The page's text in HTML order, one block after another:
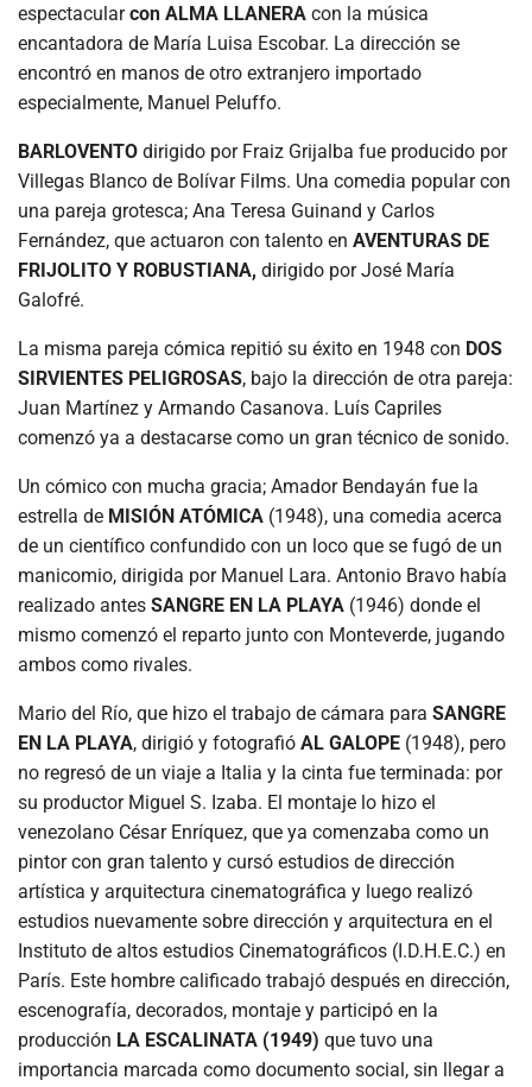
espectacularcon ALMA LLANERA con la música
encantadora de María Luisa Escobar. La dirección se
encontró en manos de otro extranjero importado
especialmente, Manuel Peluffo.
BARLOVENTO dirigido por Fraiz Grijalba fue producido por
Villegas Blanco de Bolívar Films. Una comedia popular con
una pareja grotesca; Ana Teresa Guinand y Carlos
Fernández, que actuaron con talento en AVENTURAS DE
FRIJOLITO Y ROBUSTIANA, dirigido por José María
Galofré.
La misma pareja cómica repitió su éxito en 1948 con DOS
SIRVIENTES PELIGROSAS, bajo la dirección de otra pareja:
Juan Martínez y Armando Casanova. Luís Capriles
comenzó ya a destacarse como un gran técnico de sonido.
Un cómico con mucha gracia; Amador Bendayán fue la
estrella de MISIÓN ATÓMICA (1948), una comedia acerca
de un científico confundido con un loco que se fugó de un
manicomio, dirigida por Manuel Lara. Antonio Bravo había
realizado antes SANGRE EN LA PLAYA (1946) donde el
mismo comenzó el reparto junto con Monteverde, jugando
ambos como rivales.
Mario del Río, que hizo el trabajo de cámara para SANGRE
EN LA PLAYA, dirigió y fotografió AL GALOPE (1948), pero
no regresó de un viaje a Italia y la cinta fue terminada: por
su productor Miguel S. Izaba. El montaje lo hizo el
venezolano César Enríquez, que ya comenzaba como un
pintor con gran talento y cursó estudios de dirección
artística y arquitectura cinematográfica y luego realizó
estudios nuevamente sobre dirección y arquitectura en el
Instituto de altos estudios Cinematográficos (I.D.H.E.C.) en
París. Este hombre calificado trabajó después en dirección,
escenografía, decorados, montaje y participó en la
producción LA ESCALINATA (1949) que tuvo una
importancia marcada como documento social, sin llegar a